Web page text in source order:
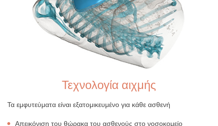
Τεχνολογία αιχμής
Τα εμφυτεύματα είναι εξατομικευμένο για κάθε ασθενή
Απεικόνιση του θώρακα του ασθενούς στο νοσοκομείο